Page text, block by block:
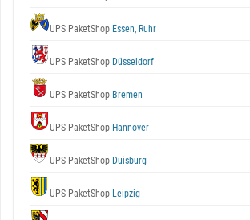
UPS PaketShop Essen, Ruhr
UPS PaketShop Düsseldorf
UPS PaketShop Bremen
UPS PaketShop Hannover
UPS PaketShop Duisburg
UPS PaketShop Leipzig